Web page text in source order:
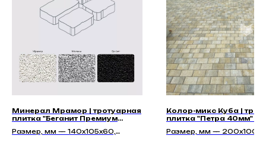
Минерал Мрамор | тротуарная
плитка "Беганит Премиум
Размер, мм — 140х105х60,
Колор-микс Куба |
плитка "Петра 40мм" |
Размер, мм —